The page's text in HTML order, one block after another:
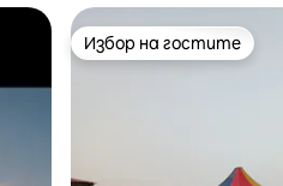
Избор на гостите
Избор на гостите